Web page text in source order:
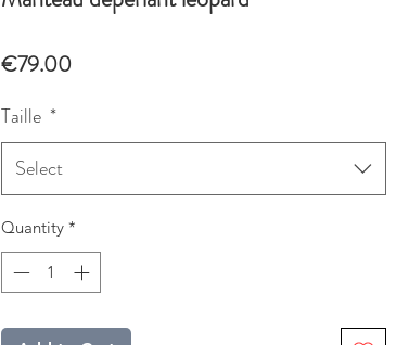
€79.00Price
Taille *
Select
Quantity *